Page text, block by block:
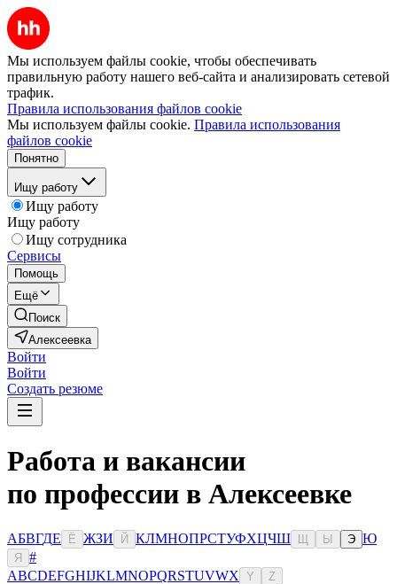
Мы используем файлы cookie, чтобы обеспечивать
правильную работу нашего веб-сайта и анализировать сетевой
трафик.
Правила использования файлов cookie
Мы используем файлы cookie. Правила использования
файлов cookie
Понятно
Ищу работу
Ищу работу
Ищу работу
Ищу сотрудника
Сервисы
Помощь
Ещё
Поиск
Алексеевка
Войти
Войти
Создать резюме
Работа и вакансии
по профессии в Алексеевке
АБВГДЕ Ё ЖЗИ Й КЛМНОПРСТУФХЦЧШ Ы Э Ю
Я
#
ABCDEFGHIJKLMNOPQRSTUVWX Y Z